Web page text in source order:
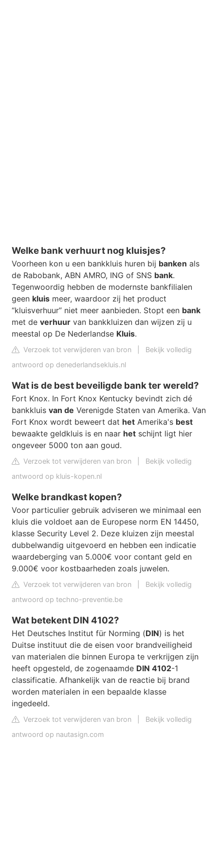
Welke bank verhuurt nog kluisjes?
Voorheen kon u een bankkluis huren bij banken als
de Rabobank, ABN AMRO, ING of SNS bank.
Tegenwoordig hebben de modernste bankfilialen
geen kluis meer, waardoor zij het product
“kluisverhuur” niet meer aanbieden. Stopt een bank
met de verhuur van bankkluizen dan wijzen zij u
meestal op De Nederlandse Kluis.
Verzoek tot verwijderen van bron
Bekijk volledig
antwoord op denederlandsekluis.nl
Wat is de best beveiligde bank ter wereld?
Fort Knox. In Fort Knox Kentucky bevindt zich dé
bankkluis van de Verenigde Staten van Amerika. Van
Fort Knox wordt beweert dat het Amerika's best
bewaakte geldkluis is en naar het schijnt ligt hier
ongeveer 5000 ton aan goud.
Verzoek tot verwijderen van bron
Bekijk volledig
antwoord op kluis-kopen.nl
Welke brandkast kopen?
Voor particulier gebruik adviseren we minimaal een
kluis die voldoet aan de Europese norm EN 14450,
klasse Security Level 2. Deze kluizen zijn meestal
dubbelwandig uitgevoerd en hebben een indicatie
waardeberging van 5.000€ voor contant geld en
9.000€ voor kostbaarheden zoals juwelen.
Verzoek tot verwijderen van bron
Bekijk volledig
antwoord op techno-preventie.be
Wat betekent DIN 4102?
Het Deutsches Institut für Norming (DIN) is het
Duitse instituut die de eisen voor brandveiligheid
van materialen die binnen Europa te verkrijgen zijn
heeft opgesteld, de zogenaamde DIN 4102-1
classificatie. Afhankelijk van de reactie bij brand
worden materialen in een bepaalde klasse
ingedeeld.
Verzoek tot verwijderen van bron
Bekijk volledig
antwoord op nautasign.com